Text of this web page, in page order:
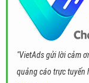
"VietAds gửi lời cảm
quảng cáo trực tuyến